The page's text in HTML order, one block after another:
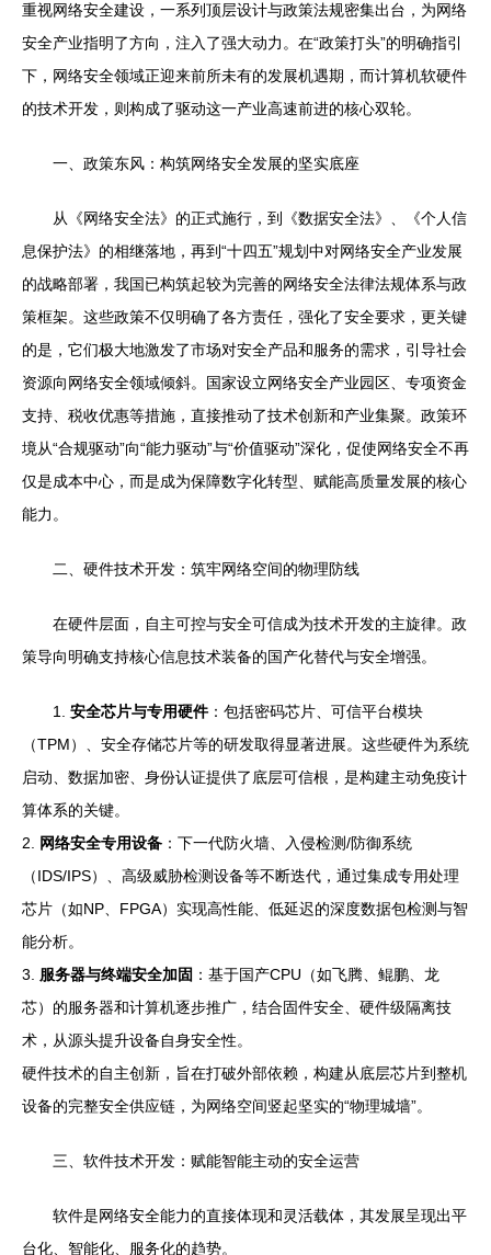
重视网络安全建设，一系列顶层设计与政策法规密集出台，为网络
安全产业指明了方向，注入了强大动力。在“政策打头”的明确指引
下，网络安全领域正迎来前所未有的发展机遇期，而计算机软硬件
的技术开发，则构成了驱动这一产业高速前进的核心双轮。
一、政策东风：构筑网络安全发展的坚实底座
从《网络安全法》的正式施行，到《数据安全法》、《个人信
息保护法》的相继落地，再到“十四五”规划中对网络安全产业发展
的战略部署，我国已构筑起较为完善的网络安全法律法规体系与政
策框架。这些政策不仅明确了各方责任，强化了安全要求，更关键
的是，它们极大地激发了市场对安全产品和服务的需求，引导社会
资源向网络安全领域倾斜。国家设立网络安全产业园区、专项资金
支持、税收优惠等措施，直接推动了技术创新和产业集聚。政策环
境从“合规驱动”向“能力驱动”与“价值驱动”深化，促使网络安全不再
仅是成本中心，而是成为保障数字化转型、赋能高质量发展的核心
能力。
二、硬件技术开发：筑牢网络空间的物理防线
在硬件层面，自主可控与安全可信成为技术开发的主旋律。政
策导向明确支持核心信息技术装备的国产化替代与安全增强。
1. 安全芯片与专用硬件：包括密码芯片、可信平台模块
（TPM）、安全存储芯片等的研发取得显著进展。这些硬件为系统
启动、数据加密、身份认证提供了底层可信根，是构建主动免疫计
算体系的关键。
2.
网络安全专用设备 ：下一代防火墙、入侵检测/防御系统
（IDS/IPS）、高级威胁检测设备等不断迭代，通过集成专用处理
芯片（如NP、FPGA）实现高性能、低延迟的深度数据包检测与智
能分析。
3. 服务器与终端安全加固 ：基于国产CPU（如飞腾、鲲鹏、龙
芯）的服务器和计算机逐步推广，结合固件安全、硬件级隔离技
术，从源头提升设备自身安全性。
硬件技术的自主创新，旨在打破外部依赖，构建从底层芯片到整机
设备的完整安全供应链，为网络空间竖起坚实的“物理城墙”。
三、软件技术开发：赋能智能主动的安全运营
软件是网络安全能力的直接体现和灵活载体，其发展呈现出平
台化、智能化、服务化的趋势。